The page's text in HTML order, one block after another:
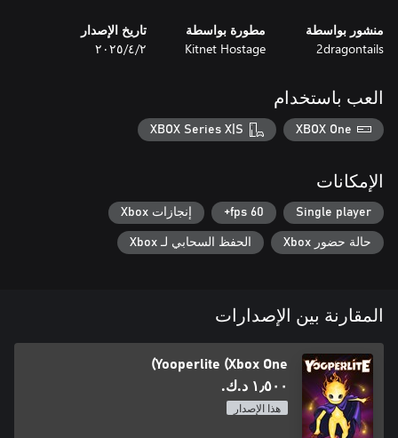
منشور بواسطة
2dragontails
مطورة بواسطة
Kitnet Hostage
تاريخ الإصدار
٢‏/٤‏/٢٠٢٥
العب باستخدام
XBOX One
XBOX Series X|S
الإمكانات
Single player
60 fps+ إنجازات Xbox
حالة حضور Xbox الحفظ السحابي لـ Xbox
المقارنة بين الإصدارات
Yooperlite (Xbox One)
١٫٥٠٠ د.ك.‏
هذا الإصدار